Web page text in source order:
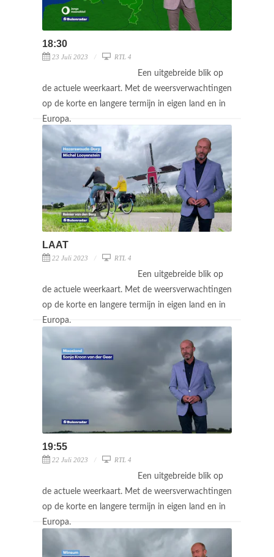
18:30
23 Juli 2023 RTL 4
Een uitgebreide blik op
de actuele weerkaart. Met de weersverwachtingen
op de korte en langere termijn in eigen land en in
Europa.
LAAT
22 Juli 2023 RTL 4
Een uitgebreide blik op
de actuele weerkaart. Met de weersverwachtingen
op de korte en langere termijn in eigen land en in
Europa.
19:55
22 Juli 2023 RTL 4
Een uitgebreide blik op
de actuele weerkaart. Met de weersverwachtingen
op de korte en langere termijn in eigen land en in
Europa.